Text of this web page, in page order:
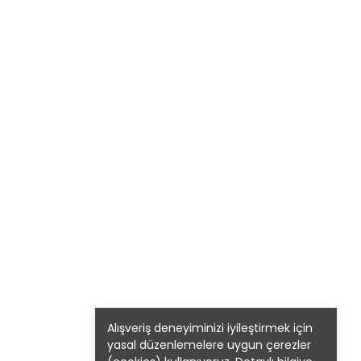
Alışveriş deneyiminizi iyileştirmek için
yasal düzenlemelere uygun çerezler